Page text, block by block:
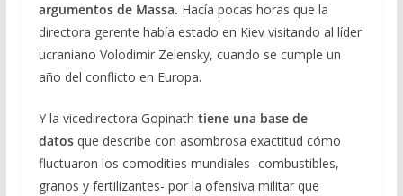
argumentos de Massa. Hacía pocas horas que la
directora gerente había estado en Kiev visitando al líder
ucraniano Volodimir Zelensky, cuando se cumple un
año del conflicto en Europa.
Y la vicedirectora Gopinath tiene una base de
datos que describe con asombrosa exactitud cómo
fluctuaron los comodities mundiales -combustibles,
granos y fertilizantes- por la ofensiva militar que